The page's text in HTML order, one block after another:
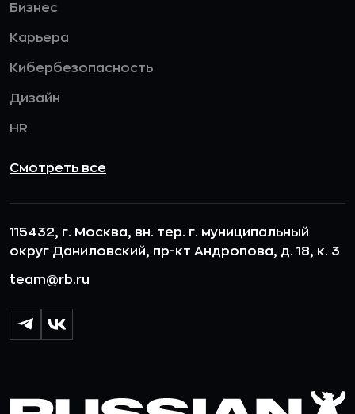
Бизнес
Карьера
Кибербезопасность
Дизайн
HR
Смотреть все
115432, г. Москва, вн. тер. г. муниципальный
округ Даниловский, пр-кт Андропова, д. 18, к. 3
team@rb.ru